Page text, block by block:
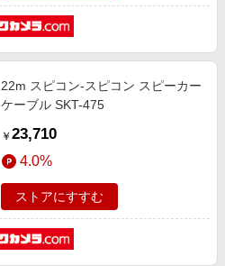
22m スピコン-スピコン スピーカー
ケーブル SKT-475
￥ 23,710
4.0%
ストアにすすむ